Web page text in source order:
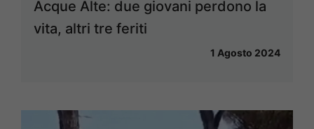
Acque Alte: due giovani perdono la
vita, altri tre feriti
1 Agosto 2024